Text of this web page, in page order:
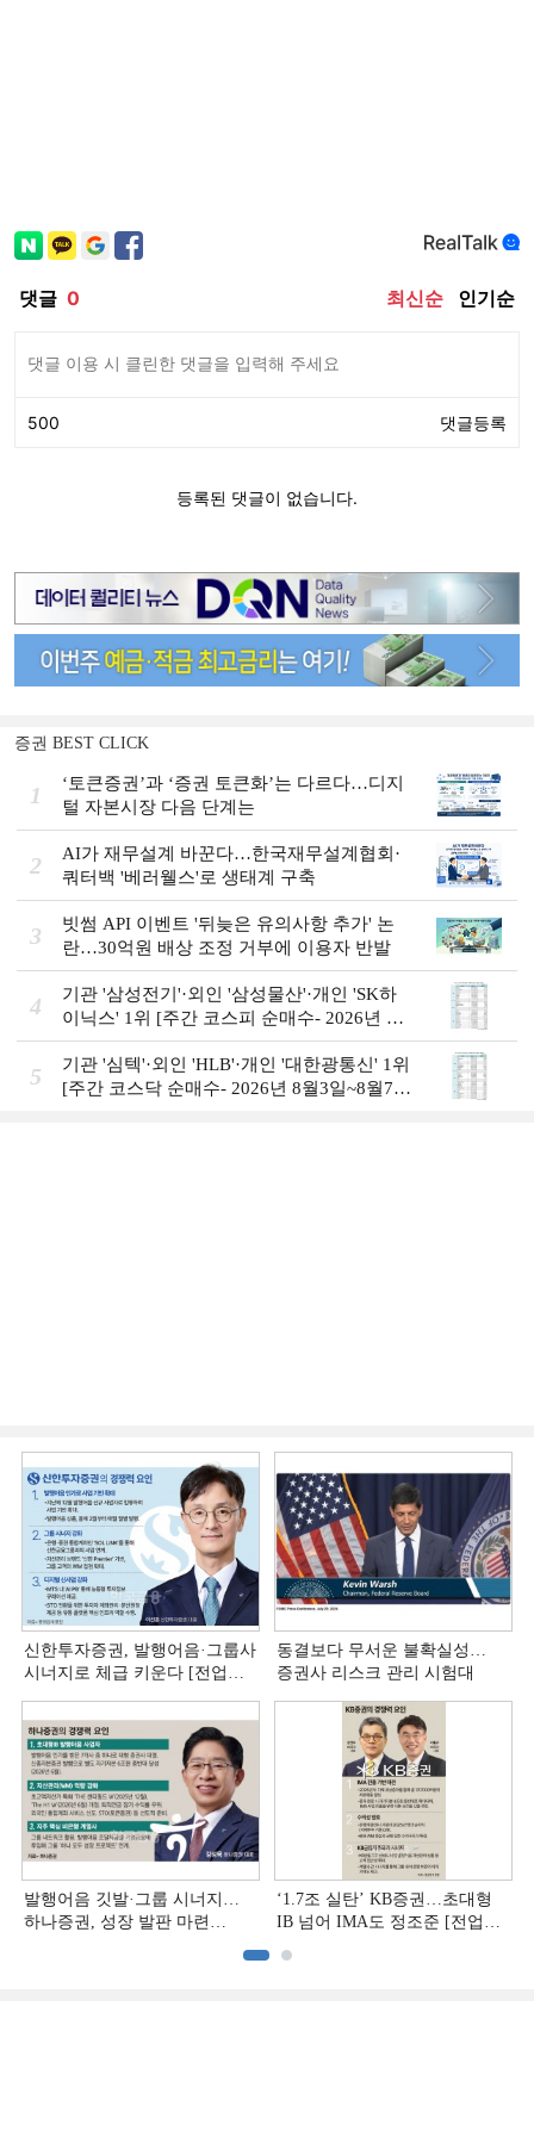
증권 BEST CLICK
1
‘토큰증권’과 ‘증권 토큰화’는 다르다…디지
털 자본시장 다음 단계는
2
AI가 재무설계 바꾼다…한국재무설계협회·
쿼터백 '베러웰스'로 생태계 구축
3
빗썸 API 이벤트 '뒤늦은 유의사항 추가' 논
란…30억원 배상 조정 거부에 이용자 반발
4
기관 '삼성전기'·외인 '삼성물산'·개인 'SK하
이닉스' 1위 [주간 코스피 순매수- 2026년 8
월3일~8월7일]
5
기관 '심텍'·외인 'HLB'·개인 '대한광통신' 1위
[주간 코스닥 순매수- 2026년 8월3일~8월7
신한투자증권, 발행어음·그룹사
시너지로 체급 키운다 [전업계
동결보다 무서운 불확실성…
증권사 리스크 관리 시험대
발행어음 깃발·그룹 시너지…
하나증권, 성장 발판 마련
‘1.7조 실탄’ KB증권…초대형
IB 넘어 IMA도 정조준 [전업계